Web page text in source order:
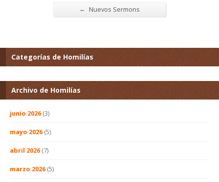
← Nuevos Sermons
Categorías de Homilías
Archivo de Homilías
junio 2026 (3)
mayo 2026 (5)
abril 2026 (7)
marzo 2026 (5)